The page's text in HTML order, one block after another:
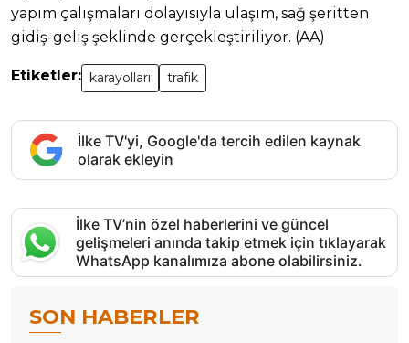
yapım çalışmaları dolayısıyla ulaşım, sağ şeritten
gidiş-geliş şeklinde gerçekleştiriliyor. (AA)
Etiketler: karayolları trafik
İlke TV'yi, Google'da tercih edilen kaynak
olarak ekleyin
İlke TV’nin özel haberlerini ve güncel
gelişmeleri anında takip etmek için tıklayarak
WhatsApp kanalımıza abone olabilirsiniz.
SON HABERLER